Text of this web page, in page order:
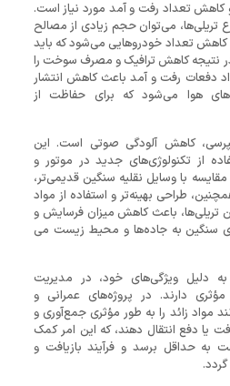
کاهش تعداد رفت و آمد مورد نیاز است.
تریلی‌ها، می‌توان حجم زیادی از مصالح
کاهش تعداد خودروهایی می‌شود که باید
نتیجه کاهش ترافیک و مصرف سوخت را
دفعات رفت و آمد باعث کاهش انتشار
های هوا می‌شود که برای حفاظت از
کاهش آلودگی صوتی است. این
از تکنولوژی‌های جدید در موتور و
با وسایل نقلیه سنگین قدیمی‌تر،
طراحی بهینه‌تر و استفاده از مواد
تریلی‌ها، باعث کاهش میزان فرسایش و
سنگین به جاده‌ها و محیط‌ زیست می
دلیل ویژگی‌های خود، در مدیریت
دارند. در پروژه‌های عمرانی و
مواد زائد را به طور مؤثری جمع‌آوری و
یا دفع انتقال دهند، که این امر کمک
به حداقل برسد و فرآیند بازیافت و